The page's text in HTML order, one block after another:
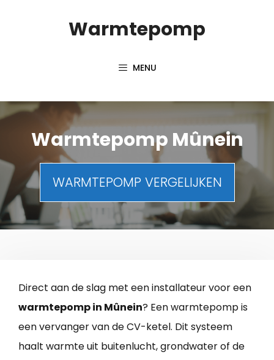
Warmtepomp
MENU
Warmtepomp Mûnein
WARMTEPOMP VERGELIJKEN
Direct aan de slag met een installateur voor een
warmtepomp in Mûnein? Een warmtepomp is
een vervanger van de CV-ketel. Dit systeem
haalt warmte uit buitenlucht, grondwater of de